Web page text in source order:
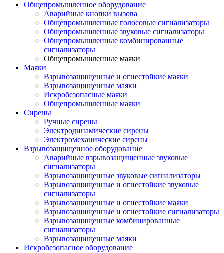
Общепромышленное оборудование
Аварийные кнопки вызова
Общепромышленные голосовые сигнализаторы
Общепромышленные звуковые сигнализаторы
Общепромышленные комбинированные
сигнализаторы
Общепромышленные маяки
Маяки
Взрывозащищенные и огнестойкие маяки
Взрывозащищенные маяки
Искробезопасные маяки
Общепромышленные маяки
Сирены
Ручные сирены
Электродинамические сирены
Электромеханические сирены
Взрывозащищенное оборудование
Аварийные взрывозащищенные звуковые
сигнализаторы
Взрывозащищенные звуковые сигнализаторы
Взрывозащищенные и огнестойкие звуковые
сигнализаторы
Взрывозащищенные и огнестойкие маяки
Взрывозащищенные и огнестойкие сигнализаторы
Взрывозащищенные комбинированные
сигнализаторы
Взрывозащищенные маяки
Искробезопасное оборудование